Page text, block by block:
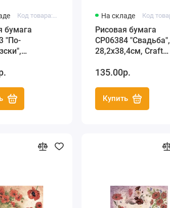
Код товара: C3 CP06353
бумага
"По-
На складе
Рисовая бумага
CP06384 "Свадьба",
28,2х38,4см, Craft
135.00р.
Купить